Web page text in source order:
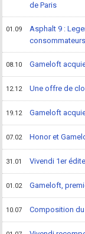
de Paris
01.09
Asphalt 9 :
consommateurs
08.10 Gameloft
12.12 Une offre de
19.12 Gameloft
07.02 Honor et
31.01 Vivendi 1er
01.02 Gameloft,
10.07 Composition